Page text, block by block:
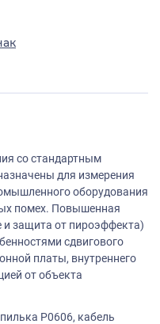
со стандартным
для измерения
оборудования
помех. Повышенная
защита от пироэффекта)
сдвигового
платы, внутреннего
от объекта
P0606, кабель